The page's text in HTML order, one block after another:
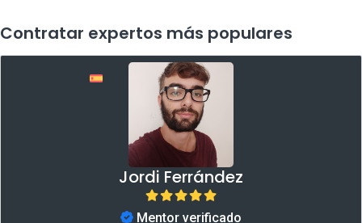
Contratar expertos más populares
Jordi Ferrández
Mentor verificado